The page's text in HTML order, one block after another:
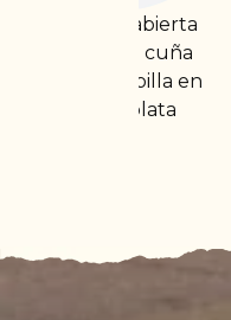
Alpargata de lona
cuña alta con
cintas